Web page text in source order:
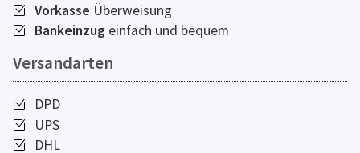
Vorkasse Überweisung
Bankeinzug einfach und bequem
Versandarten
DPD
UPS
DHL